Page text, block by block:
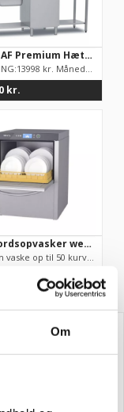
Om
ÅRSLEJE AF Premium Hætteopvasker med Heat recovery. Udbetaling 13998 kr. / mdr. leje 898 kr.
kr.
Underbordsopvasker wexiodisk WD4S
WD-4S kan vaske op til 50 kurve i timen. Dette svarer til 1.00...